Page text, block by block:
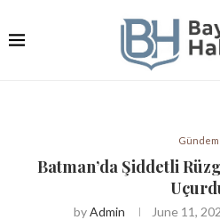
Gündem
Batman’da Şiddetli
byAdmin June 11,